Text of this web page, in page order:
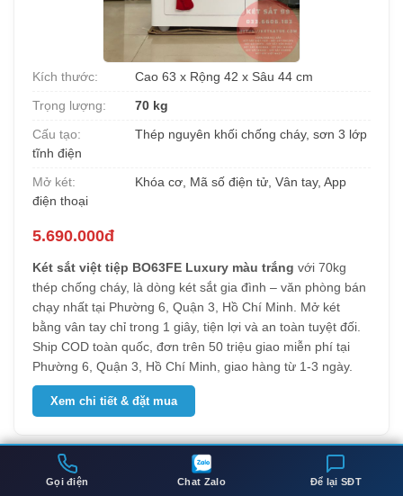
Gọi điện Chat Zalo Để lại SĐT
Kích thước:
Cao 63 x Rộng 42 x Sâu 44 cm
Trọng lượng:
70 kg
Cấu tạo:
Thép nguyên khối chống cháy, sơn 3 lớp
tĩnh điện
Mở két:
Khóa cơ, Mã số điện tử, Vân tay, App
điện thoại
5.690.000đ
Két sắt việt tiệp BO63FE Luxury màu trắng với 70kg
thép chống cháy, là dòng két sắt gia đình – văn phòng bán
chạy nhất tại Phường 6, Quận 3, Hồ Chí Minh. Mở két
bằng vân tay chỉ trong 1 giây, tiện lợi và an toàn tuyệt đối.
Ship COD toàn quốc, đơn trên 50 triệu giao miễn phí tại
Phường 6, Quận 3, Hồ Chí Minh, giao hàng từ 1-3 ngày.
Xem chi tiết & đặt mua
13.Két sắt việt tiệp BO50BF Pro màu trắng